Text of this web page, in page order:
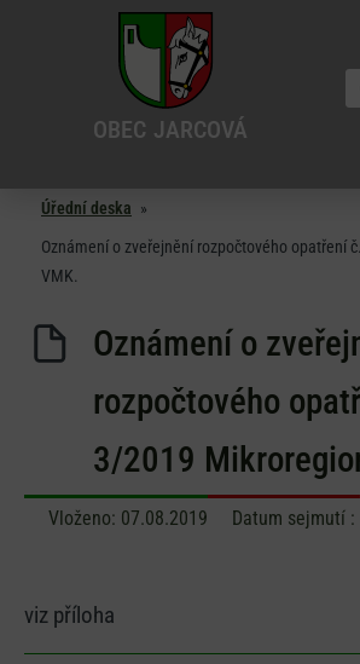
OBEC JARCOVÁ
Úřední deska »
Oznámení o zveřejnění rozpočtového opatření
VMK.
Oznámení o
rozpočtového
3/2019
Vloženo: 07.08.2019 Datum sejmutí :
viz příloha